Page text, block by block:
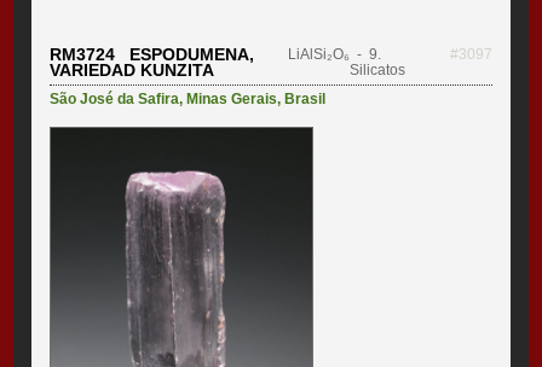
RM3724 ESPODUMENA,
VARIEDAD KUNZITA
LiAlSi₂O₆ - 9.
Silicatos
#3097
São José da Safira, Minas Gerais, Brasil